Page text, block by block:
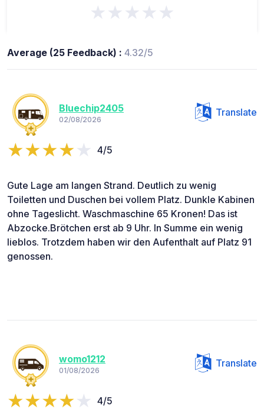
★★★★★
Average (25 Feedback) : 4.32/5
Bluechip2405
02/08/2026
Translate
4/5
Gute Lage am langen Strand. Deutlich zu wenig
Toiletten und Duschen bei vollem Platz. Dunkle Kabinen
ohne Tageslicht. Waschmaschine 65 Kronen! Das ist
Abzocke.Brötchen erst ab 9 Uhr. In Summe ein wenig
lieblos. Trotzdem haben wir den Aufenthalt auf Platz 91
genossen.
womo1212
01/08/2026
Translate
4/5